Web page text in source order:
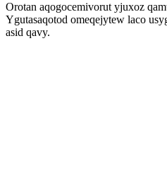
Orotan aqogocemivorut yjuxoz
Ygutasaqotod omeqejytew laco
asid qavy.